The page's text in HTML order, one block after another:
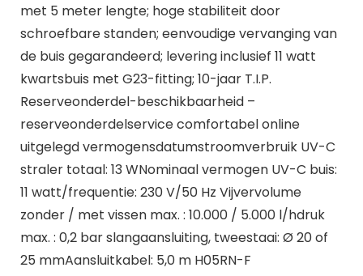
met 5 meter lengte; hoge stabiliteit door
schroefbare standen; eenvoudige vervanging van
de buis gegarandeerd; levering inclusief 11 watt
kwartsbuis met G23-fitting; 10-jaar T.I.P.
Reserveonderdel-beschikbaarheid –
reserveonderdelservice comfortabel online
uitgelegd vermogensdatumstroomverbruik UV-C
straler totaal: 13 WNominaal vermogen UV-C buis:
11 watt/frequentie: 230 V/50 Hz Vijvervolume
zonder / met vissen max. : 10.000 / 5.000 l/hdruk
max. : 0,2 bar slangaansluiting, tweestaai: Ø 20 of
25 mmAansluitkabel: 5,0 m H05RN-F